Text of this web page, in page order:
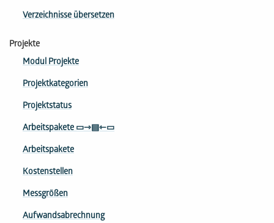
Verzeichnisse übersetzen
Projekte
Modul Projekte
Projektkategorien
Projektstatus
Arbeitspakete ▭⇾▤⇽▭
Arbeitspakete
Kostenstellen
Messgrößen
Aufwandsabrechnung